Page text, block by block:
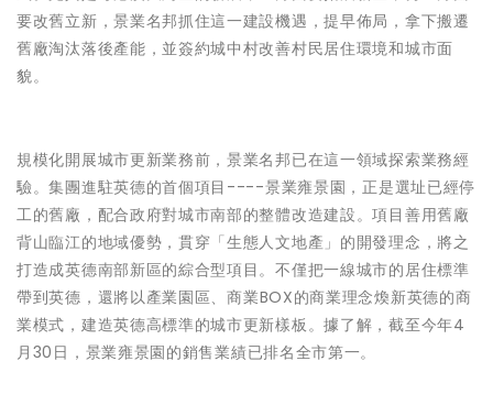
要改舊立新，景業名邦抓住這一建設機遇，提早佈局，拿下搬遷
舊廠淘汰落後產能，並簽約城中村改善村民居住環境和城市面
貌。
規模化開展城市更新業務前，景業名邦已在這一領域探索業務經
驗。集團進駐英德的首個項目----景業雍景園，正是選址已經停
工的舊廠，配合政府對城市南部的整體改造建設。項目善用舊廠
背山臨江的地域優勢，貫穿「生態人文地產」的開發理念，將之
打造成英德南部新區的綜合型項目。不僅把一線城市的居住標準
帶到英德，還將以產業園區、商業BOX的商業理念煥新英德的商
業模式，建造英德高標準的城市更新樣板。據了解，截至今年4
月 30 日，景業雍景園的銷售業績已排名全市第一。